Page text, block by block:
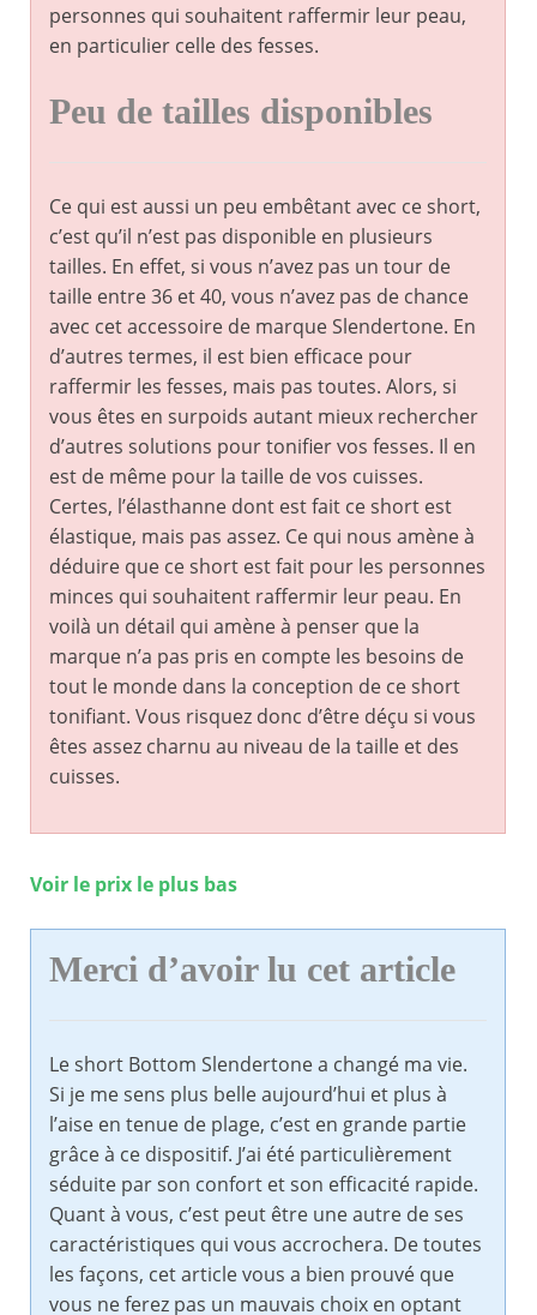
personnes qui souhaitent raffermir leur peau,
en particulier celle des fesses.
Peu de tailles disponibles
Ce qui est aussi un peu embêtant avec ce short,
c’est qu’il n’est pas disponible en plusieurs
tailles. En effet, si vous n’avez pas un tour de
taille entre 36 et 40, vous n’avez pas de chance
avec cet accessoire de marque Slendertone. En
d’autres termes, il est bien efficace pour
raffermir les fesses, mais pas toutes. Alors, si
vous êtes en surpoids autant mieux rechercher
d’autres solutions pour tonifier vos fesses. Il en
est de même pour la taille de vos cuisses.
Certes, l’élasthanne dont est fait ce short est
élastique, mais pas assez. Ce qui nous amène à
déduire que ce short est fait pour les personnes
minces qui souhaitent raffermir leur peau. En
voilà un détail qui amène à penser que la
marque n’a pas pris en compte les besoins de
tout le monde dans la conception de ce short
tonifiant. Vous risquez donc d’être déçu si vous
êtes assez charnu au niveau de la taille et des
cuisses.
Voir le prix le plus bas
Merci d’avoir lu cet article
Le short Bottom Slendertone a changé ma vie.
Si je me sens plus belle aujourd’hui et plus à
l’aise en tenue de plage, c’est en grande partie
grâce à ce dispositif. J’ai été particulièrement
séduite par son confort et son efficacité rapide.
Quant à vous, c’est peut être une autre de ses
caractéristiques qui vous accrochera. De toutes
les façons, cet article vous a bien prouvé que
vous ne ferez pas un mauvais choix en optant